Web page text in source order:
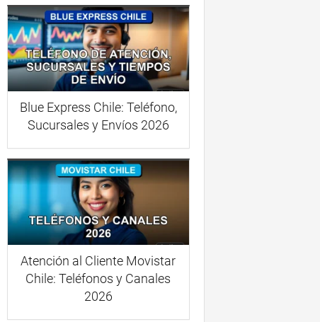
Blue Express Chile: Teléfono,
Sucursales y Envíos 2026
Atención al Cliente Movistar
Chile: Teléfonos y Canales
2026